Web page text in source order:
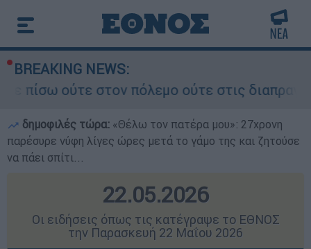
BREAKING NEWS:
πόλεμο ούτε στις διαπραγματεύσεις» - Οι
δημοφιλές τώρα: «Θέλω τον πατέρα μου»: 27χρονη
παρέσυρε νύφη λίγες ώρες μετά το γάμο της και ζητούσε
να πάει σπίτι...
22.05.2026
Οι ειδήσεις όπως τις κατέγραψε το ΕΘΝΟΣ
την Παρασκευή 22 Μαΐου 2026